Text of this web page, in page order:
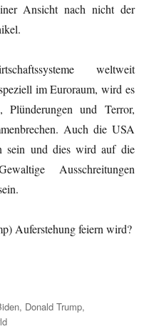
Ansicht nach nicht der
weltweit
im Euroraum, wird es
Plünderungen und Terror,
Auch die USA
sein und dies wird auf die
Ausschreitungen
Auferstehung feiern wird?
, Donald Trump,